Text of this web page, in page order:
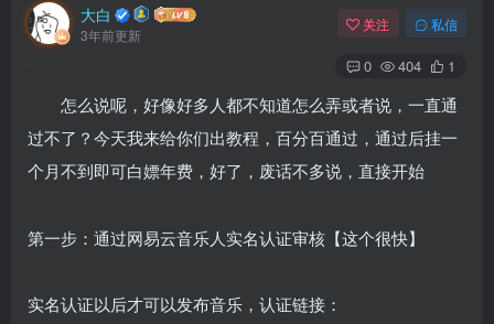
大白
3年前更新
关注 私信
0 404 1
怎么说呢，好像好多人都不知道怎么弄或者说，一直通
过不了？今天我来给你们出教程，百分百通过，通过后挂一
个月不到即可白嫖年费，好了，废话不多说，直接开始
第一步：通过网易云音乐人实名认证审核【这个很快】
实名认证以后才可以发布音乐，认证链接：